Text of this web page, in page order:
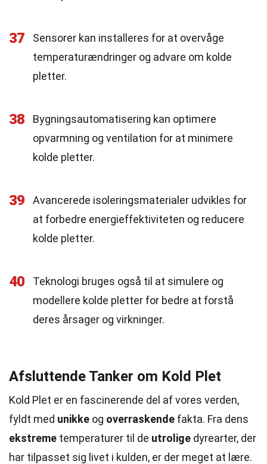
37
Sensorer kan installeres for at overvåge
temperaturændringer og advare om kolde
pletter.
38
Bygningsautomatisering kan optimere
opvarmning og ventilation for at minimere
kolde pletter.
39
Avancerede isoleringsmaterialer udvikles for
at forbedre energieffektiviteten og reducere
kolde pletter.
40
Teknologi bruges også til at simulere og
modellere kolde pletter for bedre at forstå
deres årsager og virkninger.
Afsluttende Tanker om Kold Plet
Kold Plet er en fascinerende del af vores verden,
fyldt med unikke og overraskende fakta. Fra dens
ekstreme temperaturer til de utrolige dyrearter, der
har tilpasset sig livet i kulden, er der meget at lære.